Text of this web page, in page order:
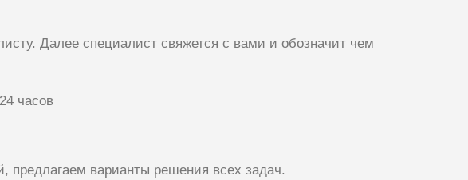
Далее специалист свяжется с вами и обозначит чем
часов
варианты решения всех задач.